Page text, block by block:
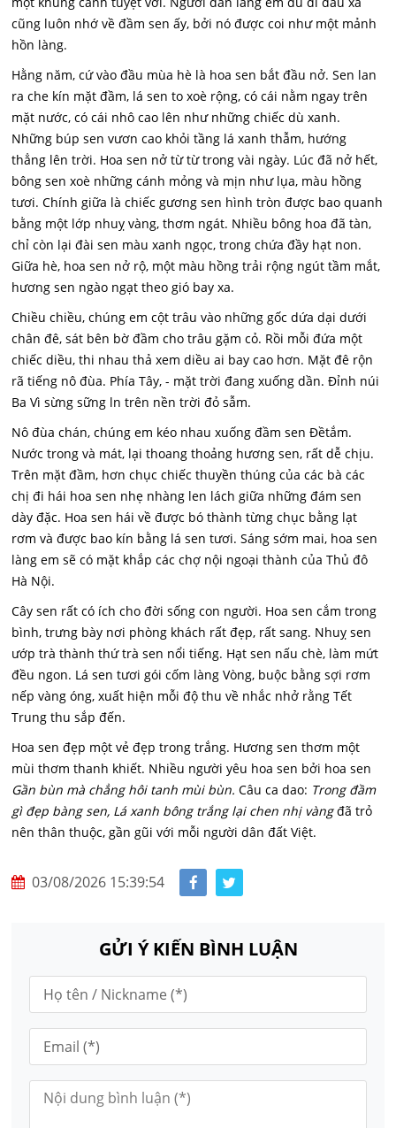
cũng luôn nhớ về đầm sen ấy, bởi nó được coi như một mảnh
hồn làng.
Hằng năm, cứ vào đầu mùa hè là hoa sen bắt đầu nở. Sen lan
ra che kín mặt đầm, lá sen to xoè rộng, có cái nằm ngay trên
mặt nước, có cái nhô cao lên như những chiếc dù xanh.
Những búp sen vươn cao khỏi tầng lá xanh thẫm, hướng
thẳng lên trời. Hoa sen nở từ từ trong vài ngày. Lúc đã nở hết,
bông sen xoè những cánh mỏng và mịn như lụa, màu hồng
tươi. Chính giữa là chiếc gương sen hình tròn được bao quanh
bằng một lớp nhuỵ vàng, thơm ngát. Nhiều bông hoa đã tàn,
chỉ còn lại đài sen màu xanh ngọc, trong chứa đầy hạt non.
Giữa hè, hoa sen nở rộ, một màu hồng trải rộng ngút tầm mắt,
hương sen ngào ngạt theo gió bay xa.
Chiều chiều, chúng em cột trâu vào những gốc dứa dại dưới
chân đê, sát bên bờ đầm cho trâu gặm cỏ. Rồi mỗi đứa một
chiếc diều, thi nhau thả xem diều ai bay cao hơn. Mặt đê rộn
rã tiếng nô đùa. Phía Tây, - mặt trời đang xuống dần. Đỉnh núi
Ba Vì sừng sững ln trên nền trời đỏ sẫm.
Nô đùa chán, chúng em kéo nhau xuống đầm sen Đềtắm.
Nước trong và mát, lại thoang thoảng hương sen, rất dễ chịu.
Trên mặt đầm, hơn chục chiếc thuyền thúng của các bà các
chị đi hái hoa sen nhẹ nhàng len lách giữa những đám sen
dày đặc. Hoa sen hái về được bó thành từng chục bằng lạt
rơm và được bao kín bằng lá sen tươi. Sáng sớm mai, hoa sen
làng em sẽ có mặt khắp các chợ nội ngoại thành của Thủ đô
Hà Nội.
Cây sen rất có ích cho đời sống con người. Hoa sen cắm trong
bình, trưng bày nơi phòng khách rất đẹp, rất sang. Nhuỵ sen
ướp trà thành thứ trà sen nổi tiếng. Hạt sen nấu chè, làm mứt
đều ngon. Lá sen tươi gói cốm làng Vòng, buộc bằng sợi rơm
nếp vàng óng, xuất hiện mỗi độ thu về nhắc nhở rằng Tết
Trung thu sắp đến.
Hoa sen đẹp một vẻ đẹp trong trắng. Hương sen thơm một
mùi thơm thanh khiết. Nhiều người yêu hoa sen bởi hoa sen
Gần bùn mà chẳng hôi tanh mùi bùn. Câu ca dao: Trong đầm
gì đẹp bàng sen, Lá xanh bông trắng lại chen nhị vàngđã trỏ
nên thân thuộc, gần gũi với mỗi người dân đất Việt.
03/08/2026 15:39:54
GỬI Ý KIẾN BÌNH LUẬN